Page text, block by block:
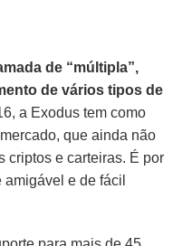
de “múltipla”,
de vários tipos de
a Exodus tem como
que ainda não
criptos e carteiras. É por
amigável e de fácil